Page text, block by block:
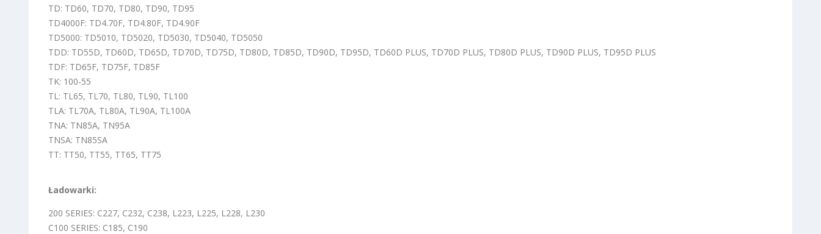
TD: TD60, TD70, TD80, TD90, TD95
TD4000F: TD4.70F, TD4.80F, TD4.90F
TD5000: TD5010, TD5020, TD5030, TD5040, TD5050
TDD: TD55D, TD60D, TD65D, TD70D, TD75D, TD80D, TD85D, TD90D, TD95D, TD60D PLUS, TD70D PLUS, TD80D PLUS, TD90D PLUS, TD95D PLUS
TDF: TD65F, TD75F, TD85F
TK: 100-55
TL: TL65, TL70, TL80, TL90, TL100
TLA: TL70A, TL80A, TL90A, TL100A
TNA: TN85A, TN95A
TNSA: TN85SA
TT: TT50, TT55, TT65, TT75
Ładowarki:
200 SERIES: C227, C232, C238, L223, L225, L228, L230
C100 SERIES: C185, C190